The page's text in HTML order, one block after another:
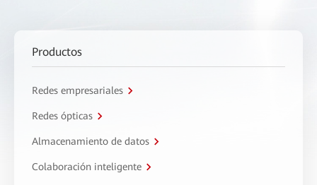
Productos
Redes empresariales
Redes ópticas
Almacenamiento de datos
Colaboración inteligente